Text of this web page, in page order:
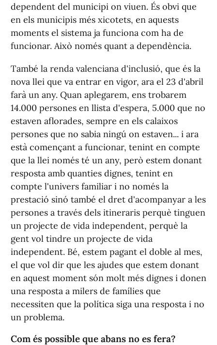
dependent del municipi on viuen. És obvi que
en els municipis més xicotets, en aquests
moments el sistema ja funciona com ha de
funcionar. Això només quant a dependència.
També la renda valenciana d'inclusió, que és la
nova llei que va entrar en vigor, ara el 23 d'abril
farà un any. Quan aplegarem, ens trobarem
14.000 persones en llista d'espera, 5.000 que no
estaven aflorades, sempre en els calaixos
persones que no sabia ningú on estaven... i ara
està començant a funcionar, tenint en compte
que la llei només té un any, però estem donant
resposta amb quanties dignes, tenint en
compte l'univers familiar i no només la
prestació sinó també el dret d'acompanyar a les
persones a través dels itineraris perquè tinguen
un projecte de vida independent, perquè la
gent vol tindre un projecte de vida
independent. Bé, estem pagant el doble al mes,
el que vol dir que les ajudes que estem donant
en aquest moment són molt més dignes i donen
una resposta a milers de famílies que
necessiten que la política siga una resposta i no
un problema.
Com és possible que abans no es fera?